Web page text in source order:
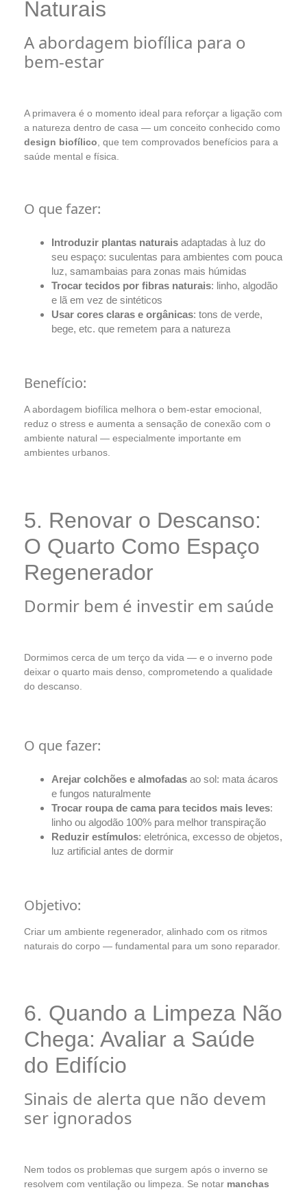
Naturais
A abordagem biofílica para o
bem-estar
A primavera é o momento ideal para reforçar a ligação com
a natureza dentro de casa — um conceito conhecido como
design biofílico , que tem comprovados benefícios para a
saúde mental e física.
O que fazer:
Introduzir plantas naturais adaptadas à luz do
seu espaço: suculentas para ambientes com pouca
luz, samambaias para zonas mais húmidas
Trocar tecidos por fibras naturais: linho, algodão
e lã em vez de sintéticos
Usar cores claras e orgânicas: tons de verde,
bege, etc. que remetem para a natureza
Benefício:
A abordagem biofílica melhora o bem-estar emocional,
reduz o stress e aumenta a sensação de conexão com o
ambiente natural — especialmente importante em
ambientes urbanos.
5. Renovar o Descanso:
O Quarto Como Espaço
Regenerador
Dormir bem é investir em saúde
Dormimos cerca de um terço da vida — e o inverno pode
deixar o quarto mais denso, comprometendo a qualidade
do descanso.
O que fazer:
Arejar colchões e almofadas ao sol: mata ácaros
e fungos naturalmente
Trocar roupa de cama para tecidos mais leves:
linho ou algodão 100% para melhor transpiração
Reduzir estímulos: eletrónica, excesso de objetos,
luz artificial antes de dormir
Objetivo:
Criar um ambiente regenerador, alinhado com os ritmos
naturais do corpo — fundamental para um sono reparador.
6. Quando a Limpeza Não
Chega: Avaliar a Saúde
do Edifício
Sinais de alerta que não devem
ser ignorados
Nem todos os problemas que surgem após o inverno se
resolvem com ventilação ou limpeza. Se notar manchas